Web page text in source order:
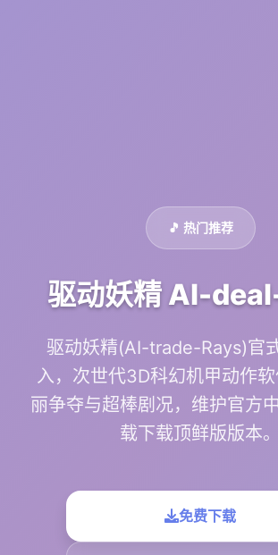
🎵 热门推荐
驱动妖精 AI-
驱动妖精(AI-trade-Rays)官
入，次世代3D科幻机甲动作
丽争夺与超棒剧况，维护官方
载下载顶鲜版版本。
免费下载